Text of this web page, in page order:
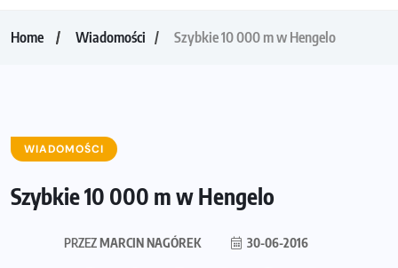
Home Wiadomości Szybkie 10 000 m w Hengelo
WIADOMOŚCI
Szybkie 10 000 m w Hengelo
PRZEZMARCIN NAGÓREK 30-06-2016